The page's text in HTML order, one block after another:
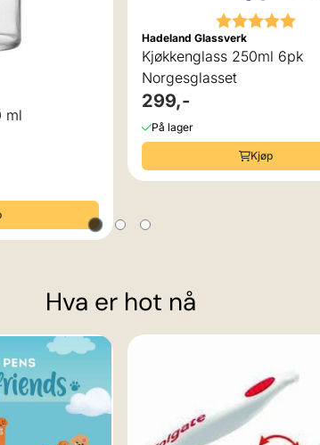
ml
Karakter:
Hadeland Glassverk
Kjøkkenglass 250ml 6pk
Norgesglasset
299,-
På lager
Kjøp
Hva er hot nå